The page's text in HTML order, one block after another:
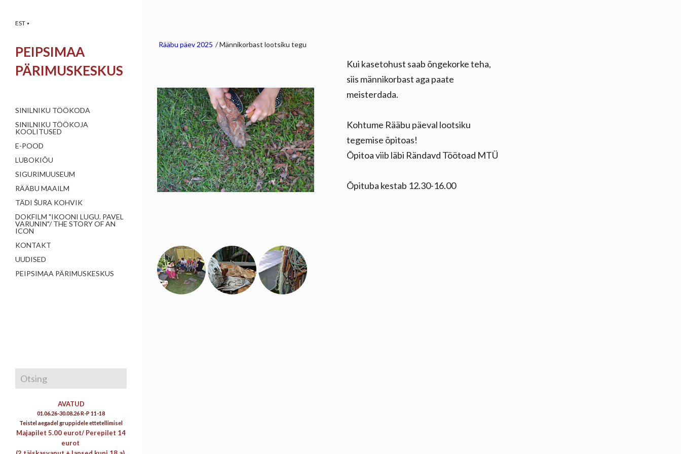
EST ▼
PEIPSIMAA
PÄRIMUSKESKUS
SINILNIKU TÖÖKODA
SINILNIKU TÖÖKOJA
KOOLITUSED
E-POOD
LUBOKIÕU
SIGURIMUUSEUM
RÄÄBU MAAILM
TÄDI ŠURA KOHVIK
DOKFILM "IKOONI LUGU. PAVEL
VARUNIN"/ THE STORY OF AN
ICON
KONTAKT
UUDISED
PEIPSIMAA PÄRIMUSKESKUS
Rääbu päev 2025 /Männikorbast lootsiku tegu
Kui kasetohust saab õngekorke teha,
siis männikorbast aga paate
meisterdada.
Kohtume Rääbu päeval lootsiku
tegemise õpitoas!
Õpitoa viib läbi Rändavd Töötoad MTÜ
Õpituba kestab 12.30-16.00
AVATUD
01.06.26-30.08.26 R-P 11-18
Teistel aegadel gruppidele ettetellimisel
Majapilet 5.00 eurot/ Perepilet 14
eurot